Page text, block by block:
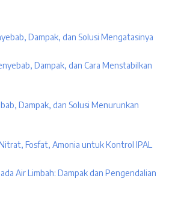
Dampak, dan Solusi Mengatasinya
Dampak, dan Cara Menstabilkan
Dampak, dan Solusi Menurunkan
Fosfat, Amonia untuk Kontrol IPAL
Air Limbah: Dampak dan Pengendalian